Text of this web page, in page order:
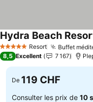
5 Étoiles Resort Buffet
Hydra Beach
8,5 Excellent 7 167
De 119 CHF
Consulter les prix de 10